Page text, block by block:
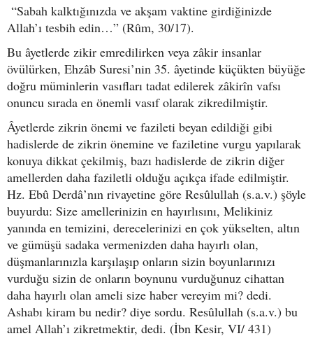
“Sabah kalktığınızda ve akşam vaktine girdiğinizde
Allah’ı tesbih edin…” (Rûm, 30/17).
Bu âyetlerde zikir emredilirken veya zâkir insanlar
övülürken, Ehzâb Suresi’nin 35. âyetinde küçükten büyüğe
doğru müminlerin vasıfları tadat edilerek zâkirîn vafsı
onuncu sırada en önemli vasıf olarak zikredilmiştir.
Âyetlerde zikrin önemi ve fazileti beyan edildiği gibi
hadislerde de zikrin önemine ve faziletine vurgu yapılarak
konuya dikkat çekilmiş, bazı hadislerde de zikrin diğer
amellerden daha faziletli olduğu açıkça ifade edilmiştir.
Hz. Ebû Derdâ’nın rivayetine göre Resûlullah (s.a.v.) şöyle
buyurdu: Size amellerinizin en hayırlısını, Melikiniz
yanında en temizini, derecelerinizi en çok yükselten, altın
ve gümüşü sadaka vermenizden daha hayırlı olan,
düşmanlarınızla karşılaşıp onların sizin boyunlarınızı
vurduğu sizin de onların boynunu vurduğunuz cihattan
daha hayırlı olan ameli size haber vereyim mi? dedi.
Ashabı kiram bu nedir? diye sordu. Resûlullah (s.a.v.) bu
amel Allah’ı zikretmektir, dedi. (İbn Kesir, VI/ 431)